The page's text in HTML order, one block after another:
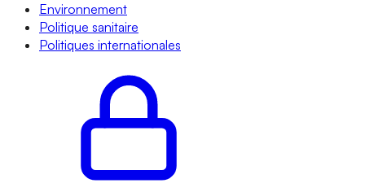
Environnement
Politique sanitaire
Politiques internationales